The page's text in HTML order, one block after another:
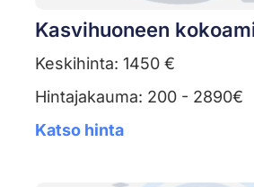
Kasvihuoneen
Keskihinta: 1450 €
Hintajakauma: 200 - 2890€
Katso hinta